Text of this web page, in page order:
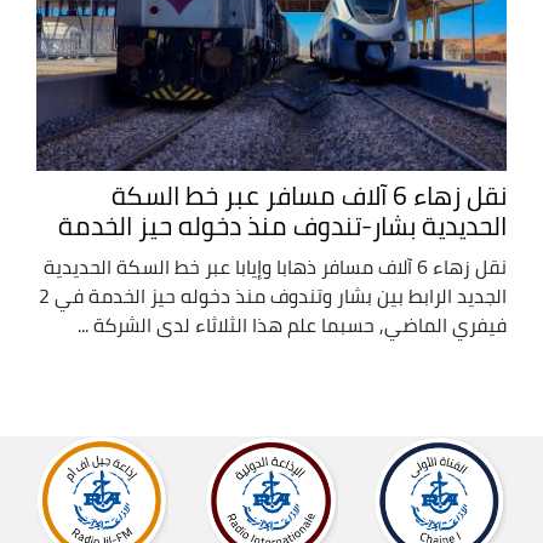
نقل زهاء 6 آلاف مسافر عبر خط السكة
الحديدية بشار-تندوف منذ دخوله حيز الخدمة
نقل زهاء 6 آلاف مسافر ذهابا وإيابا عبر خط السكة الحديدية
الجديد الرابط بين بشار وتندوف منذ دخوله حيز الخدمة في 2
فيفري الماضي, حسبما علم هذا الثلاثاء لدى الشركة ...